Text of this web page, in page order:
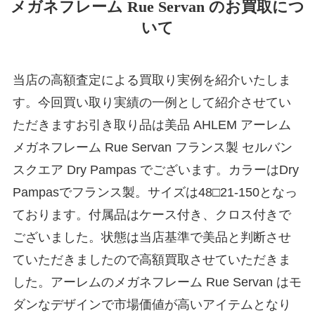
メガネフレーム Rue Servan のお買取につ
いて
当店の高額査定による買取り実例を紹介いたしま
す。今回買い取り実績の一例として紹介させてい
ただきますお引き取り品は美品 AHLEM アーレム
メガネフレーム Rue Servan フランス製 セルバン
スクエア Dry Pampas でございます。カラーはDry
Pampasでフランス製。サイズは48□21-150となっ
ております。付属品はケース付き、クロス付きで
ございました。状態は当店基準で美品と判断させ
ていただきましたので高額買取させていただきま
した。アーレムのメガネフレーム Rue Servan はモ
ダンなデザインで市場価値が高いアイテムとなり